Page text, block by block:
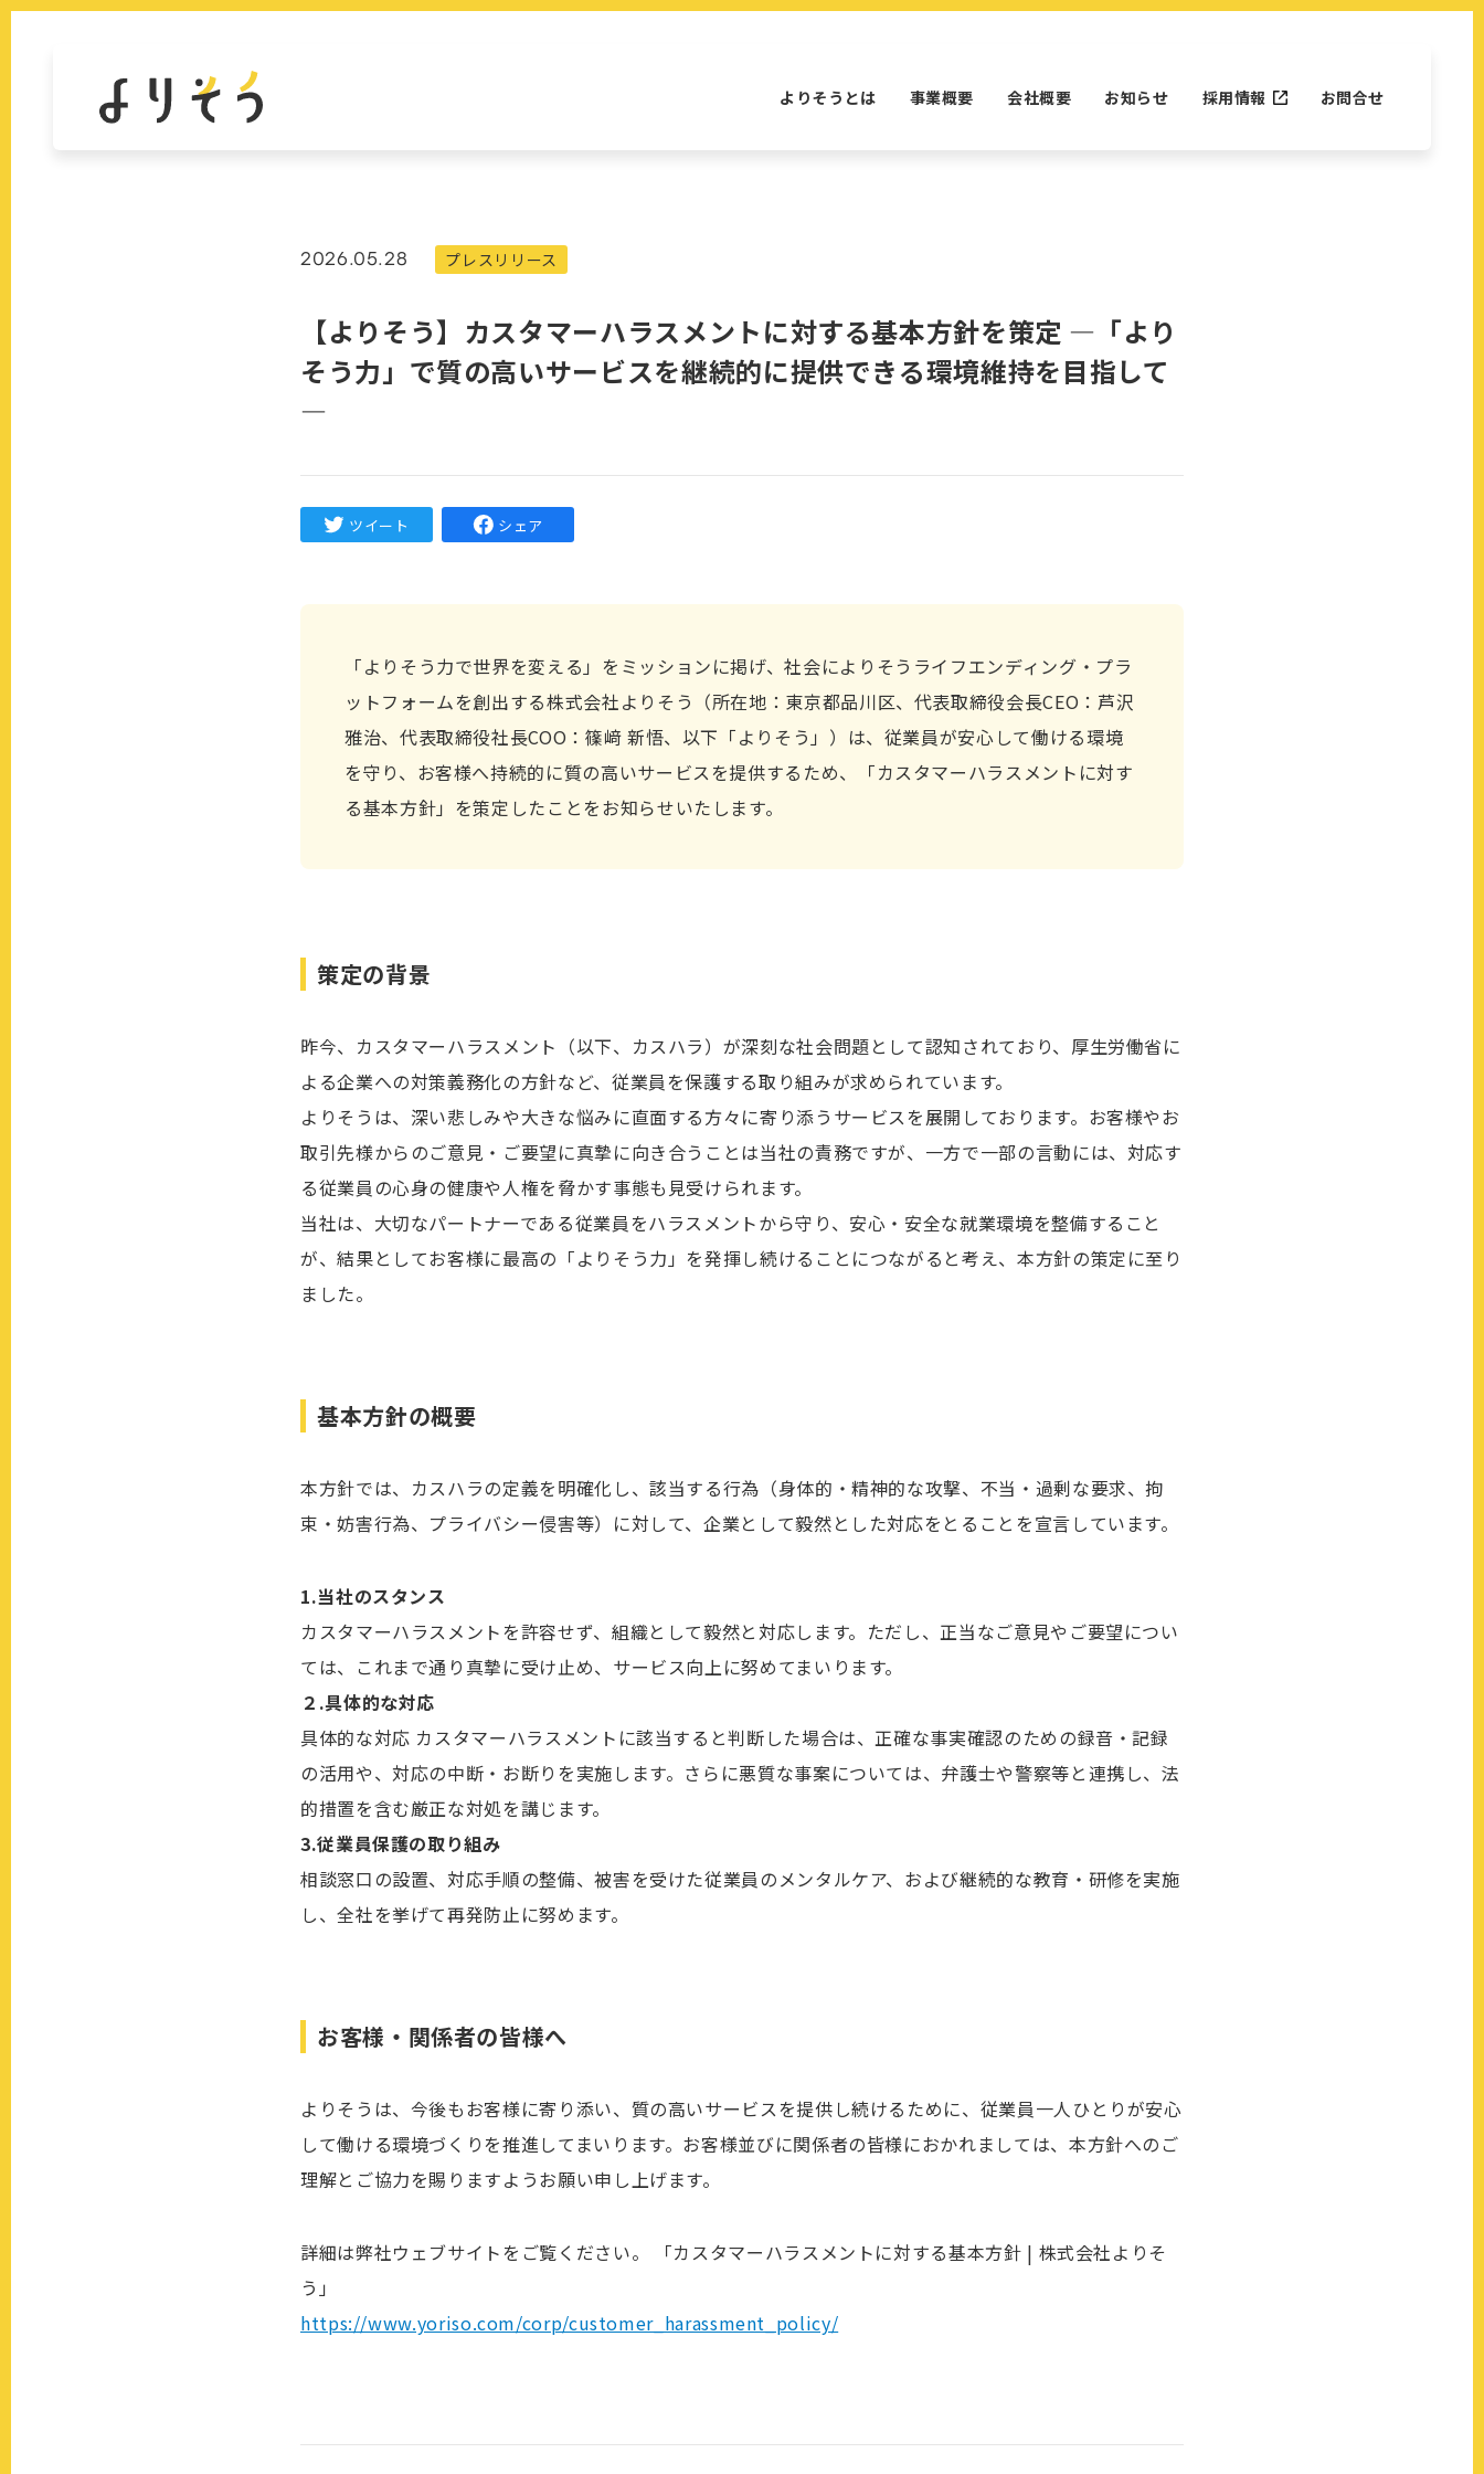
よりそうとは 事業概要 会社概要 お知らせ 採用情報 お問合せ
2026.05.28 プレスリリース
【よりそう】カスタマーハラスメントに対する基本方針を策定 ―「より
そう力」で質の高いサービスを継続的に提供できる環境維持を目指して
―
ツイート シェア
「よりそう力で世界を変える」をミッションに掲げ、社会によりそうライフエンディング・プラ
ットフォームを創出する株式会社よりそう（所在地：東京都品川区、代表取締役会長CEO：芦沢
雅治、代表取締役社長COO：篠﨑 新悟、以下「よりそう」）は、従業員が安心して働ける環境
を守り、お客様へ持続的に質の高いサービスを提供するため、「カスタマーハラスメントに対す
る基本方針」を策定したことをお知らせいたします。
策定の背景
昨今、カスタマーハラスメント（以下、カスハラ）が深刻な社会問題として認知されており、厚生労働省に
よる企業への対策義務化の方針など、従業員を保護する取り組みが求められています。
よりそうは、深い悲しみや大きな悩みに直面する方々に寄り添うサービスを展開しております。お客様やお
取引先様からのご意見・ご要望に真摯に向き合うことは当社の責務ですが、一方で一部の言動には、対応す
る従業員の心身の健康や人権を脅かす事態も見受けられます。
当社は、大切なパートナーである従業員をハラスメントから守り、安心・安全な就業環境を整備すること
が、結果としてお客様に最高の「よりそう力」を発揮し続けることにつながると考え、本方針の策定に至り
ました。
基本方針の概要
本方針では、カスハラの定義を明確化し、該当する行為（身体的・精神的な攻撃、不当・過剰な要求、拘
束・妨害行為、プライバシー侵害等）に対して、企業として毅然とした対応をとることを宣言しています。
1.当社のスタンス
カスタマーハラスメントを許容せず、組織として毅然と対応します。ただし、正当なご意見やご要望につい
ては、これまで通り真摯に受け止め、サービス向上に努めてまいります。
２.具体的な対応
具体的な対応 カスタマーハラスメントに該当すると判断した場合は、正確な事実確認のための録音・記録
の活用や、対応の中断・お断りを実施します。さらに悪質な事案については、弁護士や警察等と連携し、法
的措置を含む厳正な対処を講じます。
3.従業員保護の取り組み
相談窓口の設置、対応手順の整備、被害を受けた従業員のメンタルケア、および継続的な教育・研修を実施
し、全社を挙げて再発防止に努めます。
お客様・関係者の皆様へ
よりそうは、今後もお客様に寄り添い、質の高いサービスを提供し続けるために、従業員一人ひとりが安心
して働ける環境づくりを推進してまいります。お客様並びに関係者の皆様におかれましては、本方針へのご
理解とご協力を賜りますようお願い申し上げます。
詳細は弊社ウェブサイトをご覧ください。 「カスタマーハラスメントに対する基本方針 | 株式会社よりそ
う」
https://www.yoriso.com/corp/customer_harassment_policy/